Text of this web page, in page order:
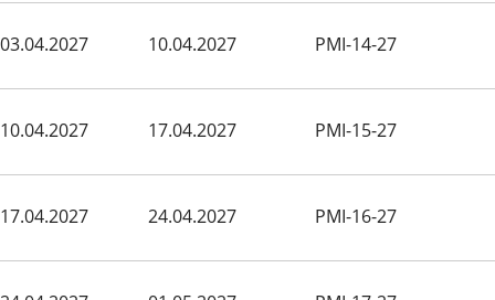
PMI-14-27
03.04.2027 10.04.2027
PMI-15-27
10.04.2027 17.04.2027
PMI-16-27
17.04.2027 24.04.2027